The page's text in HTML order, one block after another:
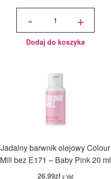
-
ilość
olejowy
Colour
Rose
+
Dodaj do koszyka
Jadalny barwnik olejowy Colour
Mill bez E171 – Baby Pink 20 ml
26.99zł z Vat